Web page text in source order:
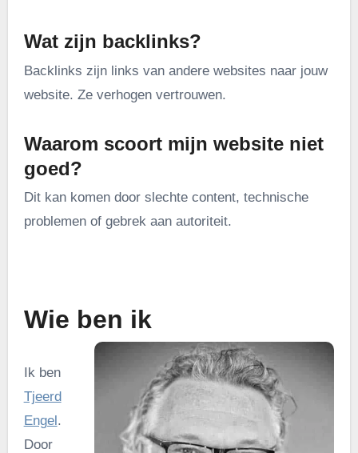
Wat zijn backlinks?
Backlinks zijn links van andere websites naar jouw
website. Ze verhogen vertrouwen.
Waarom scoort mijn website niet
goed?
Dit kan komen door slechte content, technische
problemen of gebrek aan autoriteit.
Wie ben ik
Ik ben
Tjeerd
Engel.
Door